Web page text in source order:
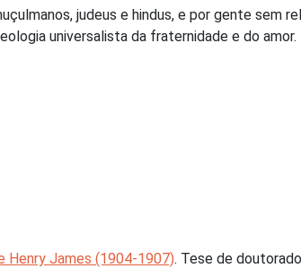
judeus e hindus, e por gente sem
universalista da fraternidade e do amor.
Henry James (1904-1907). Tese de